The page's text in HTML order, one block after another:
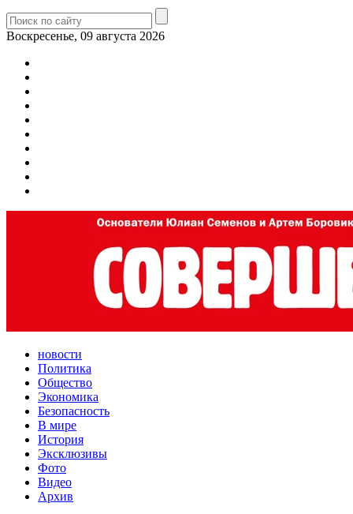
Воскресенье, 09 августа 2026
новости
Политика
Общество
Экономика
Безопасность
В мире
История
Эксклюзивы
Фото
Видео
Архив